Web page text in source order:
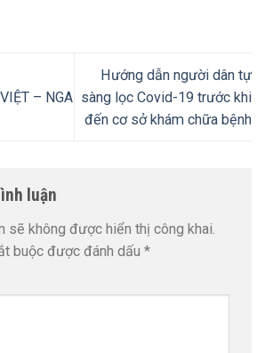
– NGA
Hướng dẫn người dân tự
sàng lọc Covid-19 trước khi
đến cơ sở khám chữa bệnh
luận
sẽ không được hiển thị công khai.
buộc được đánh dấu *